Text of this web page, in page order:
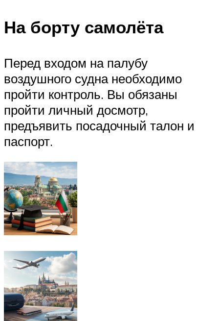
На борту самолёта
Перед входом на палубу
воздушного судна необходимо
пройти контроль. Вы обязаны
пройти личный досмотр,
предъявить посадочный талон и
паспорт.